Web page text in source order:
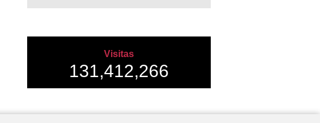
Visitas
131,412,266